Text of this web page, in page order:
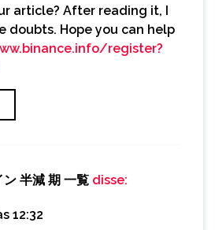
article? After reading it, I
doubts. Hope you can help
register?
ン 半減 期 一覧 disse:
12:32